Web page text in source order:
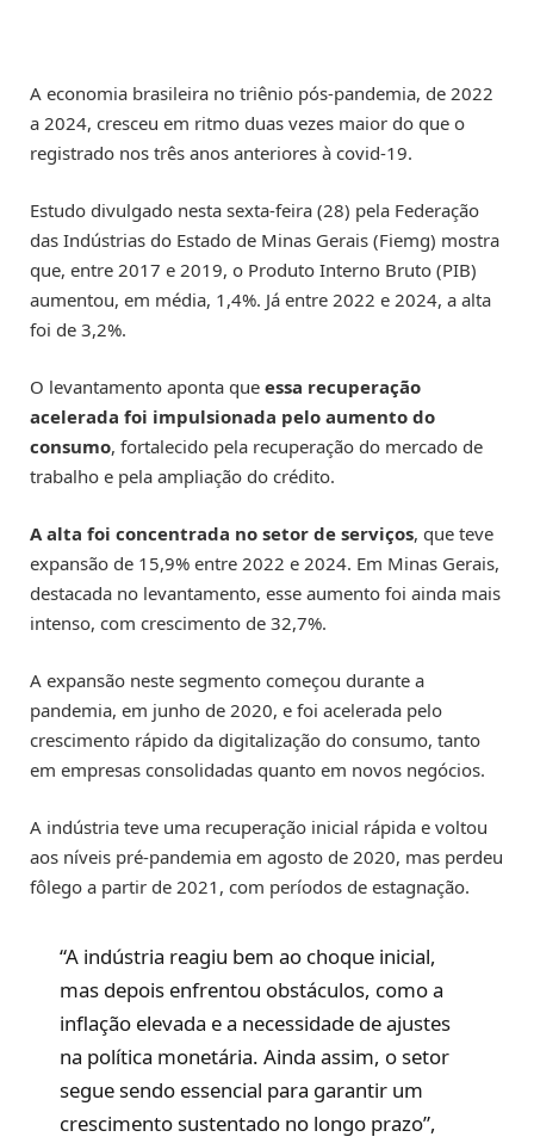
A economia brasileira no triênio pós-pandemia, de 2022
a 2024, cresceu em ritmo duas vezes maior do que o
registrado nos três anos anteriores à covid-19.
Estudo divulgado nesta sexta-feira (28) pela Federação
das Indústrias do Estado de Minas Gerais (Fiemg) mostra
que, entre 2017 e 2019, o Produto Interno Bruto (PIB)
aumentou, em média, 1,4%. Já entre 2022 e 2024, a alta
foi de 3,2%.
O levantamento aponta que essa recuperação
acelerada foi impulsionada pelo aumento do
consumo, fortalecido pela recuperação do mercado de
trabalho e pela ampliação do crédito.
A alta foi concentrada no setor de serviços, que teve
expansão de 15,9% entre 2022 e 2024. Em Minas Gerais,
destacada no levantamento, esse aumento foi ainda mais
intenso, com crescimento de 32,7%.
A expansão neste segmento começou durante a
pandemia, em junho de 2020, e foi acelerada pelo
crescimento rápido da digitalização do consumo, tanto
em empresas consolidadas quanto em novos negócios.
A indústria teve uma recuperação inicial rápida e voltou
aos níveis pré-pandemia em agosto de 2020, mas perdeu
fôlego a partir de 2021, com períodos de estagnação.
“A indústria reagiu bem ao choque inicial,
mas depois enfrentou obstáculos, como a
inflação elevada e a necessidade de ajustes
na política monetária. Ainda assim, o setor
segue sendo essencial para garantir um
crescimento sustentado no longo prazo”,